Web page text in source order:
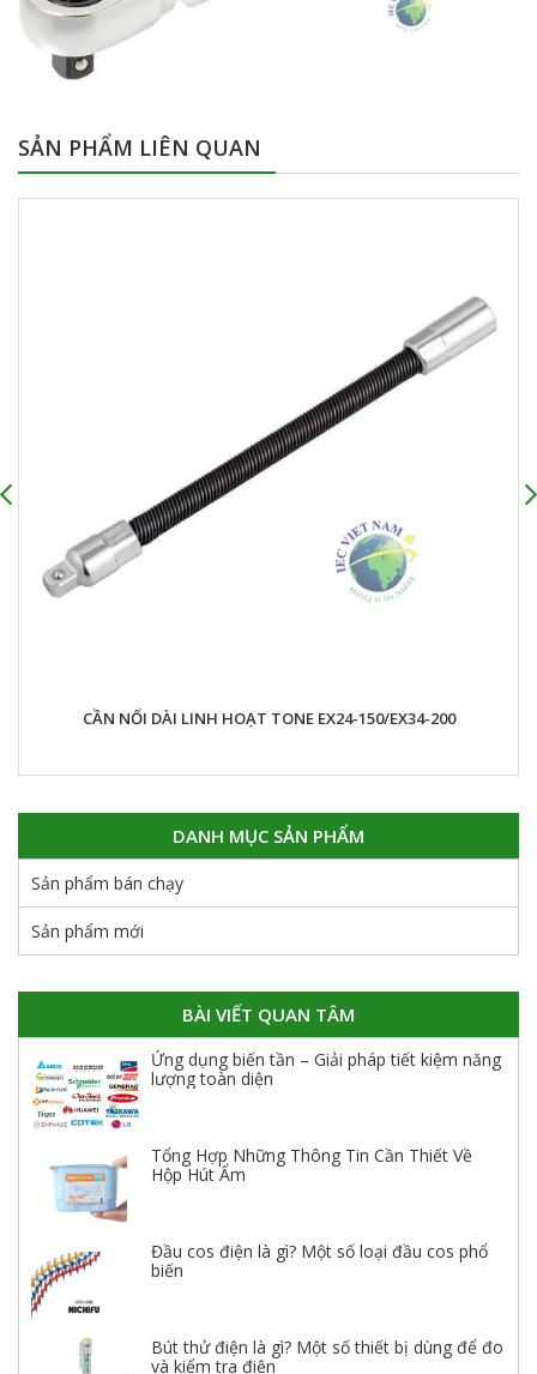
SẢN PHẨM LIÊN QUAN
CẦN NỐI DÀI LINH HOẠT TONE EX24-150/EX34-200
DANH MỤC SẢN PHẨM
Sản phẩm bán chạy
Sản phẩm mới
BÀI VIẾT QUAN TÂM
Ứng dụng biến tần – Giải pháp tiết kiệm năng
lượng toàn diện
Tổng Hợp Những Thông Tin Cần Thiết Về
Hộp Hút Ẩm
Đầu cos điện là gì? Một số loại đầu cos phổ
biến
Bút thử điện là gì? Một số thiết bị dùng để đo
và kiểm tra điện